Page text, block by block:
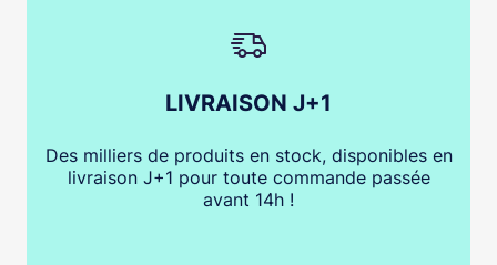
LIVRAISON J+1
Des milliers de produits en stock, disponibles en
livraison J+1 pour toute commande passée
avant 14h !